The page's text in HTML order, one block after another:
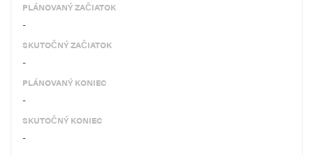
PLÁNOVANÝ ZAČIATOK
-
SKUTOČNÝ ZAČIATOK
-
PLÁNOVANÝ KONIEC
-
SKUTOČNÝ KONIEC
-